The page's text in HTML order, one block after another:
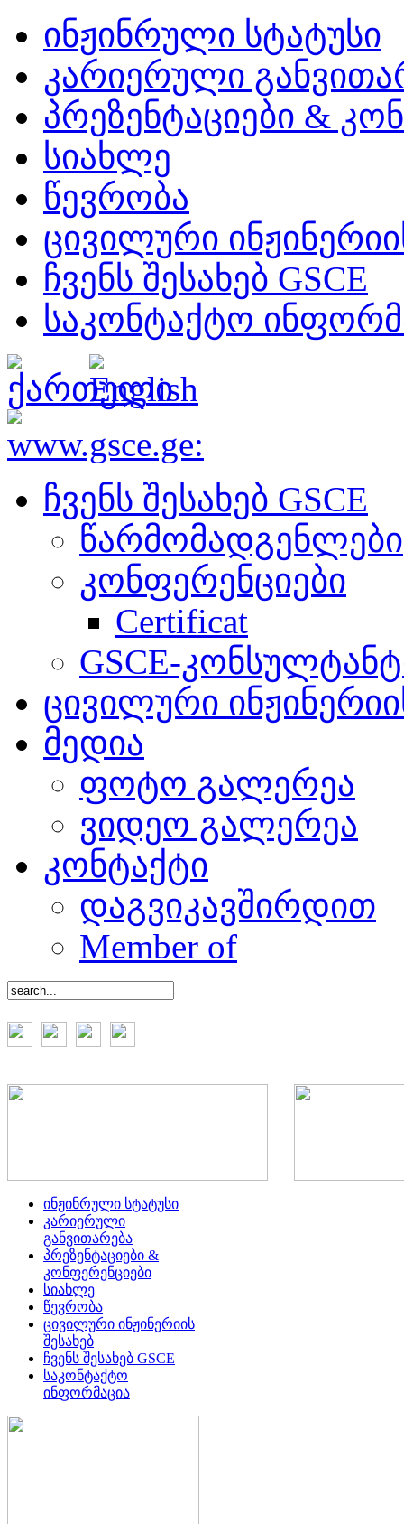
ინჟინრული სტატუსი
კარიერული
პრეზენტაციები &
სიახლე
წევრობა
ცივილური
ჩვენს შესახებ GSCE
საკონტაქტო
ჩვენს შესახებ GSCE
წარმომადგენლები
კონფერენციები
Certificat
GSCE-
ცივილური
მედია
ფოტო გალერეა
ვიდეო გალერეა
კონტაქტი
დაგვიკავშირდით
Member of
ინჟინრული სტატუსი
კარიერული
განვითარება
პრეზენტაციები &
კონფერენციები
სიახლე
წევრობა
ცივილური ინჟინერიის
შესახებ
ჩვენს შესახებ GSCE
საკონტაქტო
ინფორმაცია